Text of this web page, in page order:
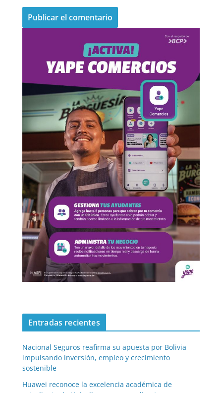
Entradas recientes
Nacional Seguros reafirma su apuesta por Bolivia
impulsando inversión, empleo y crecimiento
sostenible
Huawei reconoce la excelencia académica de